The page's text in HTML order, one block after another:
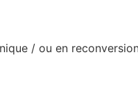
/ ou en